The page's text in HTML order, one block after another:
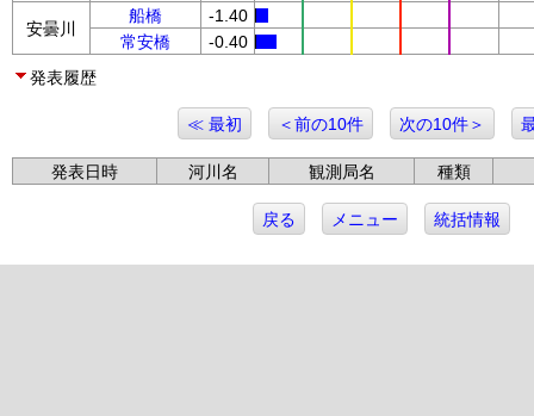
安曇川
船橋
-1.40
常安橋
-0.40
発表履歴
≪ 最初 ＜前の10件 次の10件＞
発表日時 河川名 観測局名 種類
戻る メニュー 統括情報